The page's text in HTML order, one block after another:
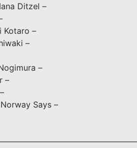
Ditzel –
Kotaro –
–
–
–
Says –